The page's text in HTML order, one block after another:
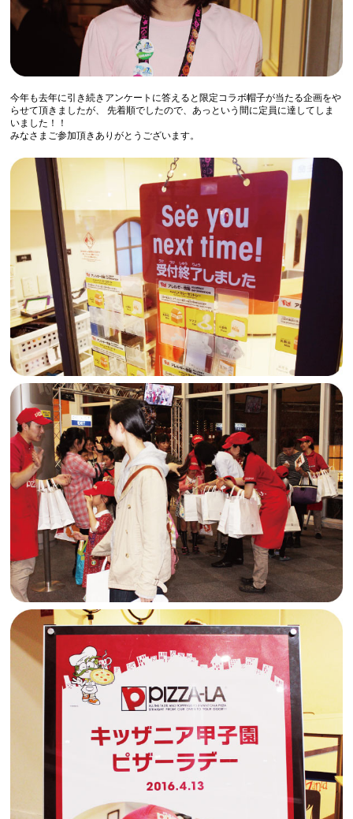
今年も去年に引き続きアンケートに答えると限定コラボ帽子が当たる企画をや
らせて頂きましたが、 先着順でしたので、あっという間に定員に達してしま
いました！！
みなさまご参加頂きありがとうございます。